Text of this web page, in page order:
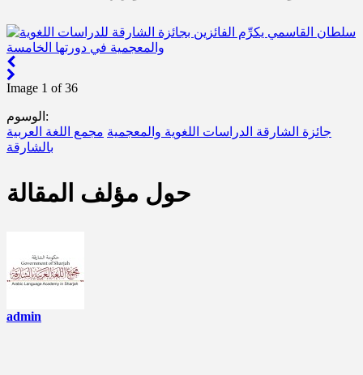
Image 1 of 36
الوسوم:
جائزة الشارقة الدراسات اللغوية والمعجمية مجمع اللغة العربية
بالشارقة
حول مؤلف المقالة
admin